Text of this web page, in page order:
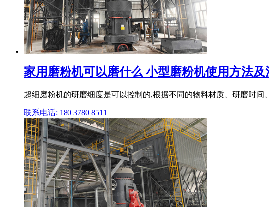
家用磨粉机可以磨什么 小型磨粉机使用方法
超细磨粉机的研磨细度是可以控制的,根据不同的物料材质、研磨时
联系电话: 180 3780 8511